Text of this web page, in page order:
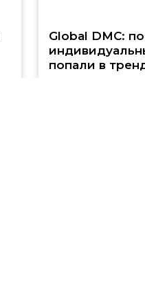
Global DMC:
попали в